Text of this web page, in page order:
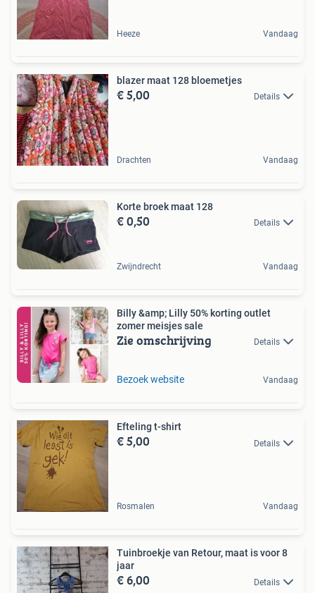
Heeze Vandaag
blazer maat 128 bloemetjes
€ 5,00 Details
Drachten Vandaag
Korte broek maat 128
€ 0,50 Details
Zwijndrecht Vandaag
Billy &amp; Lilly 50% korting outlet
zomer meisjes sale
Zie omschrijving Details
Bezoek website Vandaag
Efteling t-shirt
€ 5,00 Details
Rosmalen Vandaag
Tuinbroekje van Retour, maat is voor 8
jaar
€ 6,00 Details